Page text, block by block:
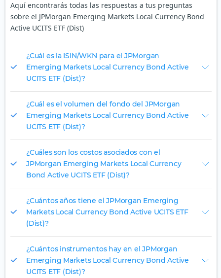
Aquí encontrarás todas las respuestas a tus preguntas
sobre el JPMorgan Emerging Markets Local Currency Bond
Active UCITS ETF (Dist)
¿Cuál es la ISIN/WKN para el JPMorgan
Emerging Markets Local Currency Bond Active
UCITS ETF (Dist)?
¿Cuál es el volumen del fondo del JPMorgan
Emerging Markets Local Currency Bond Active
UCITS ETF (Dist)?
¿Cuáles son los costos asociados con el
JPMorgan Emerging Markets Local Currency
Bond Active UCITS ETF (Dist)?
¿Cuántos años tiene el JPMorgan Emerging
Markets Local Currency Bond Active UCITS ETF
(Dist)?
¿Cuántos instrumentos hay en el JPMorgan
Emerging Markets Local Currency Bond Active
UCITS ETF (Dist)?